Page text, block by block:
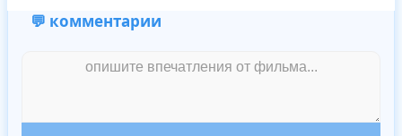
💬 комментарии